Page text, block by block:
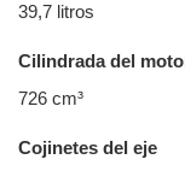
39,7 litros
Cilindrada del
726 cm³
Cojinetes del eje